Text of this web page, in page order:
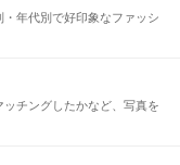
年代別で好印象なファッシ
チングしたかなど、写真を